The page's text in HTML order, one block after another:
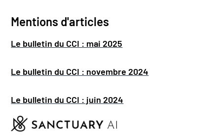
Mentions d'articles
Le bulletin du CCI : mai 2025
Le bulletin du CCI : novembre 2024
Le bulletin du CCI : juin 2024